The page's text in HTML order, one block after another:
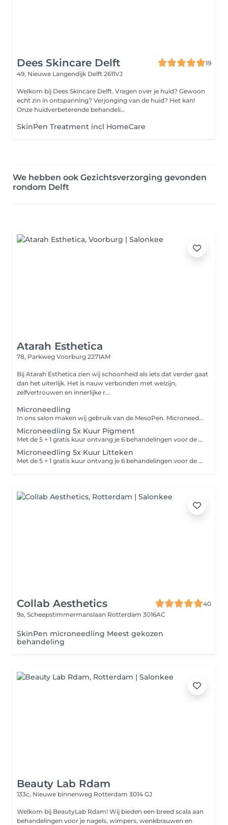
Dees Skincare Delft
19
49, Nieuwe Langendijk Delft 2611VJ
Welkom bij Dees Skincare Delft. Vragen over je huid? Gewoon
echt zin in ontspanning? Verjonging van de huid? Het kan!
Onze huidverbeterende behandeli...
SkinPen Treatment incl HomeCare
We hebben ook Gezichtsverzorging gevonden
rondom Delft
Atarah Esthetica
78, Parkweg Voorburg 2271AM
Bij Atarah Esthetica zien wij schoonheid als iets dat verder gaat
dan het uiterlijk. Het is nauw verbonden met welzijn,
zelfvertrouwen en innerlijke r...
Microneedling
In ons salon maken wij gebruik van de MesoPen. Microneedling wordt ook wel Collageen Inductie Therapy genoemd. Hierbij worden kleine minuscule gaatjes in de huid gemaakt met de Mesopen, om zo collageen en elastin aanmaak te bevorderen. Tijdens de behandeling wordt er een speciaal serum gebruikt, die geschikt is voor microneedling. Het serum wordt als tussenstof gebruikt, zodat het soepel beweegt en het serum wordt direct in de huid opgenomen. Na acne kunnen er vervelende littekens achterblijven op de huid. Vooral na acne op het gezicht kunnen littekens en vlekjes achterblijven. Deze littekens en vlekjes kunnen effectief behandeld worden met microneedling behandelingen. Dit helpt goed tegen; Littekens vermindering Pigmentvlekken vermindering Lichte acne vermindering Rimpels/huidveroudering vermindering Grove poriën vermindering Verslapte huid strakker maken
Microneedling 5x Kuur Pigment
Met de 5 + 1 gratis kuur ontvang je 6 behandelingen voor de prijs van 5! Dit betekent dat je voor de prijs van 5 behandelingen een volledige kuur van 6 sessies kunt volgen. De behandelingen worden om de 4 á 6 weken gepland, zodat je optimaal resultaat kunt behalen. Dit is een ideale manier om je huid langdurig te verzorgen en te verbeteren, terwijl je profiteert van een korting op de totale prijs. Incl. Thuisproducten
Microneedling 5x Kuur Litteken
Met de 5 + 1 gratis kuur ontvang je 6 behandelingen voor de prijs van 5! Dit betekent dat je voor de prijs van 5 behandelingen een volledige kuur van 6 sessies kunt volgen. De behandelingen worden om de 4 á 6 weken gepland, zodat je optimaal resultaat kunt behalen. Dit is een ideale manier om je huid langdurig te verzorgen en te verbeteren, terwijl je profiteert van een korting op de totale prijs. Incl. Thuisproducten
Collab Aesthetics
40
9a, Scheepstimmermanslaan Rotterdam 3016AC
SkinPen microneedling Meest gekozen
behandeling
Beauty Lab Rdam
133c, Nieuwe binnenweg Rotterdam 3014 GJ
Welkom bij BeautyLab Rdam! Wij bieden een breed scala aan
behandelingen voor je nagels, wimpers, wenkbrauwen en